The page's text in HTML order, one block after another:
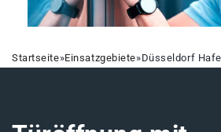
Startseite»Einsatzgebiete»Düsseldorf